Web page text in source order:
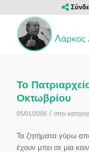
Το
Οκτωβρίου
05/01/2006 / στην
Τα ζητήματα γύρω
έχουν μπει σε μια